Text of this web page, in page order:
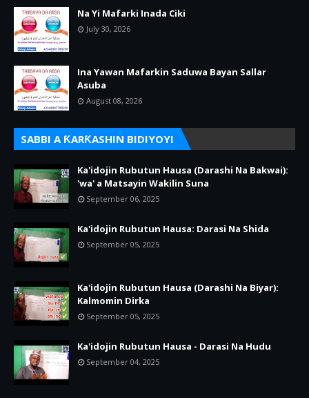
Na Yi Mafarki Inada Ciki
July 30, 2026
Ina Yawan Mafarkin Saduwa Bayan Sallar
Asuba
August 08, 2026
SABBI A ƘARƘASHIN BIDIYOYI
Ka'idojin Rubutun Hausa (Darashi Na Bakwai):
'wa' a Matsayin Wakilin Suna
September 06, 2025
Ka'idojin Rubutun Hausa: Darasi Na Shida
September 05, 2025
Ka'idojin Rubutun Hausa (Darashi Na Biyar):
Kalmomin Dirka
September 05, 2025
Ka'idojin Rubutun Hausa - Darasi Na Hudu
September 04, 2025